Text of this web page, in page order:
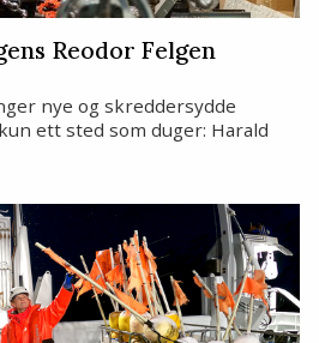
Reodor Felgen
nye og skreddersydde
ett sted som duger: Harald